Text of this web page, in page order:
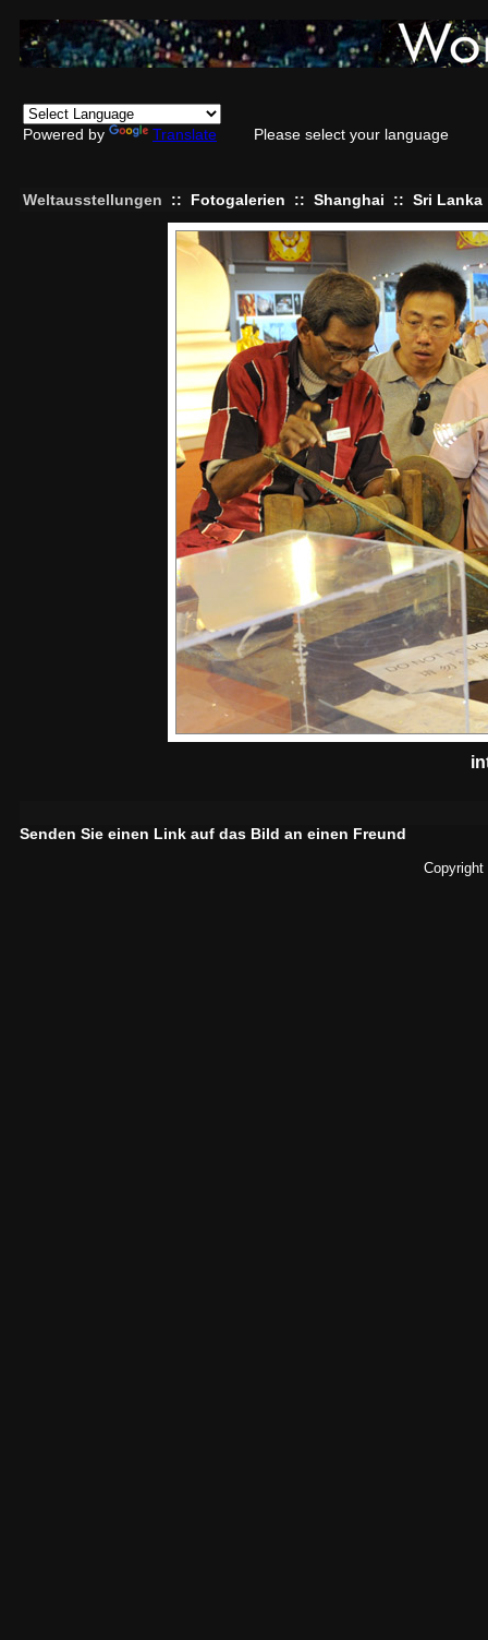
Powered by Translate Please select your language
Weltausstellungen :: Fotogalerien :: Shanghai :: Sri Lanka
Senden Sie einen Link auf das Bild an einen Freund